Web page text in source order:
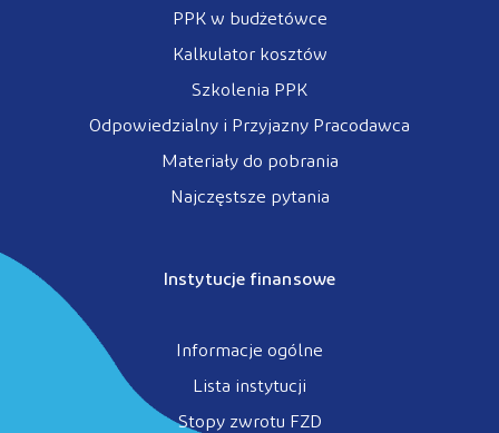
PPK w budżetówce
Kalkulator kosztów
Szkolenia PPK
Odpowiedzialny i Przyjazny Pracodawca
Materiały do pobrania
Najczęstsze pytania
Instytucje finansowe
Informacje ogólne
Lista instytucji
Stopy zwrotu FZD